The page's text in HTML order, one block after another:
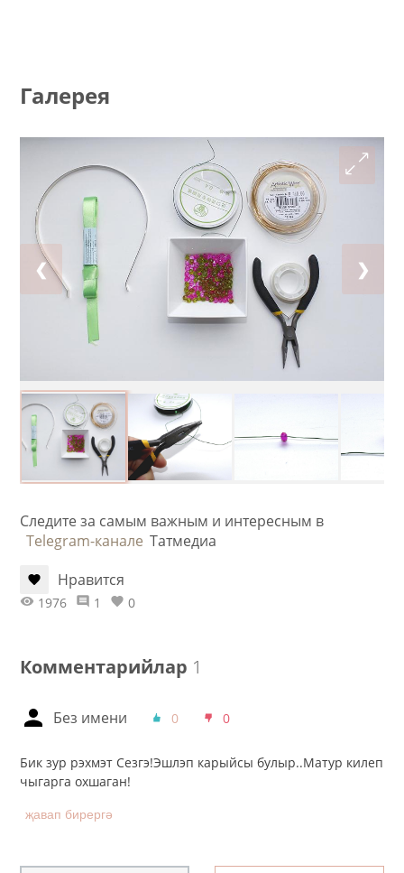
Галерея
❮ ❯
Следите за самым важным и интересным в
Telegram-канале Татмедиа
Нравится
1976 1 0
Комментарийлар 1
Без имени 0 0
Бик зур рэхмэт Сезгэ!Эшлэп карыйсы булыр..Матур килеп
чыгарга охшаган!
җавап бирергә